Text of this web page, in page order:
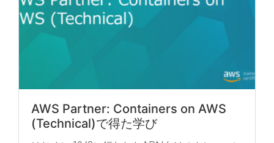
AWS Partner: Containers on AWS
(Technical)で得た学び